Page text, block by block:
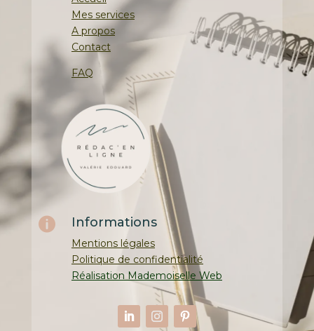
Mes services
A propos
Contact
FAQ
 Informations
Mentions légales
Politique de confidentialité
Réalisation Mademoiselle Web